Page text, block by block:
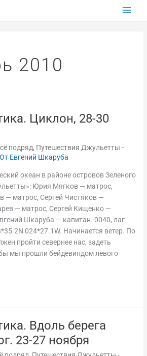
2010
Циклон, 28-30
подряд, Путешествия Джульетты -
Евгений Шкаруба
океан в районе островов Зеленого
Юрия Мягков — матрос,
— матрос, Сергей Чистяков —
— матрос, Сергей Кищенко —
Шкаруба — капитан. 0040, лаг
024*27.1W. Начинается ветер. По
пройти севернее нас, задеть
мы прошли бейдевиндом левого
Вдоль берега
23-27 ноября